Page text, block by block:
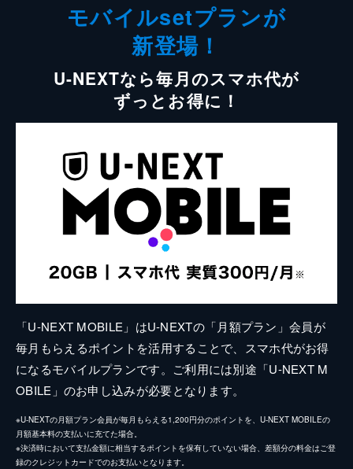
モバイルsetプランが
新登場！
U-NEXTなら毎月のスマホ代が
ずっとお得に！
「U-NEXT MOBILE」はU-NEXTの「月額プラン」会員が
毎月もらえるポイントを活用することで、スマホ代がお得
になるモバイルプランです。ご利用には別途「U-NEXT M
OBILE」のお申し込みが必要となります。
※U-NEXTの月額プラン会員が毎月もらえる1,200円分のポイントを、U-NEXT MOBILEの
月額基本料の支払いに充てた場合。
※決済時において支払金額に相当するポイントを保有していない場合、差額分の料金はご登
録のクレジットカードでのお支払いとなります。